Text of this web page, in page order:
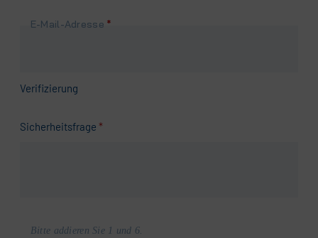
Pflichtfeld
E-Mail-Adresse *
Verifizierung
Pflichtfeld
Sicherheitsfrage *
Bitte addieren Sie 1 und 6.